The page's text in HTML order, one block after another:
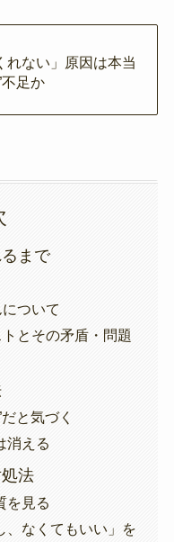
れない」原因は本当
不足か
まで
ついて
とその矛盾・問題
と気づく
消える
法
を見る
、なくてもいい」を